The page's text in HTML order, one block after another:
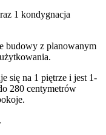
1 kondygnacja
budowy z planowanym
.
się na 1 piętrze i jest 1-
280 centymetrów
.